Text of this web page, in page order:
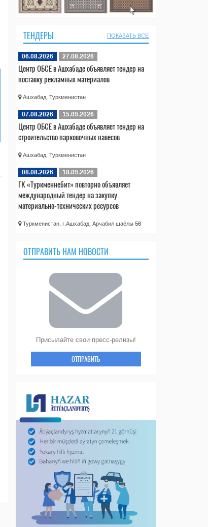
ТЕНДЕРЫ ПОКАЗАТЬ ВСЕ
06.08.2026 27.08.2026
Центр ОБСЕ в Ашхабаде объявляет тендер на
поставку рекламных материалов
Ашхабад, Туркменистан
07.08.2026 15.09.2026
Центр ОБСЕ в Ашхабаде объявляет тендер на
строительство парковочных навесов
Ашхабад, Туркменистан
08.08.2026 18.09.2026
ГК «Туркменнебит» повторно объявляет
международный тендер на закупку
материально-технических ресурсов
Туркменистан, г.Ашхабад, Арчабил шаёлы 56
ОТПРАВИТЬ НАМ НОВОСТИ
Присылайте свои пресс-релизы!
ОТПРАВИТЬ